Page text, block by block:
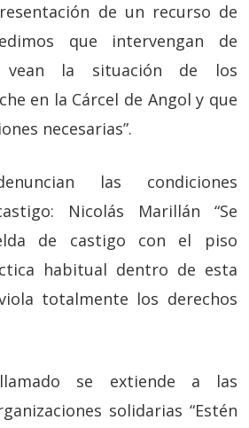
de un recurso de
que intervengan de
vean la situación de los
en la Cárcel de Angol y que
necesarias”.
las condiciones
Nicolás Marillán “Se
de castigo con el piso
habitual dentro de esta
totalmente los derechos
se extiende a las
solidarias “Estén